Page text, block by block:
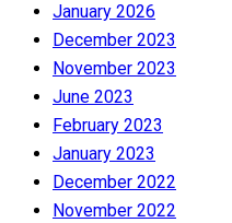
January 2026
December 2023
November 2023
June 2023
February 2023
January 2023
December 2022
November 2022